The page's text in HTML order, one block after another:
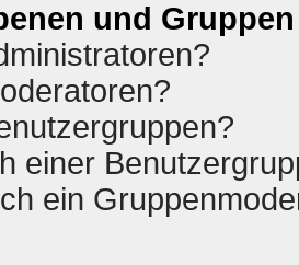
und Gruppen
einer
ein